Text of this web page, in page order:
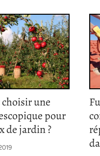
une
pour
de jardin ?